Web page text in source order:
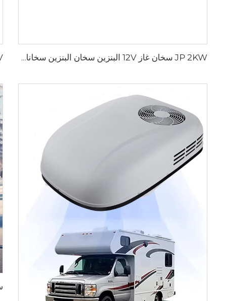
JP 2KW سخان غاز 12V البنزين سخان البنزين سخانات وقوف السيارات